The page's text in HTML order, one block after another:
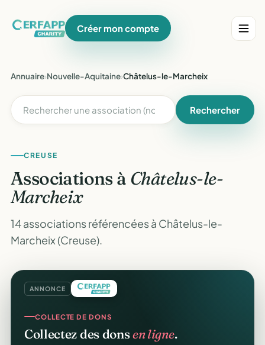
Créer mon compte
Annuaire›Nouvelle-Aquitaine›Châtelus-le-Marcheix
Rechercher
CREUSE
Associations à Châtelus-le-
Marcheix
14 associations référencées à Châtelus-le-
Marcheix (Creuse).
ANNONCE
COLLECTE DE DONS
Collectez des donsen ligne.